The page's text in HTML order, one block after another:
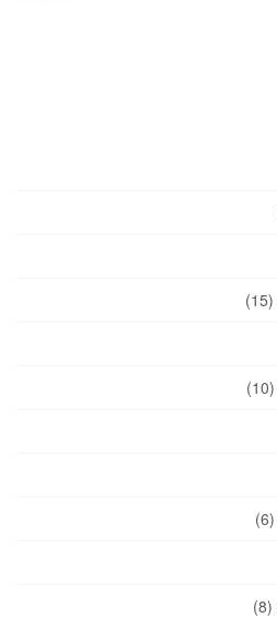
(15)
(10)
(6)
(8)